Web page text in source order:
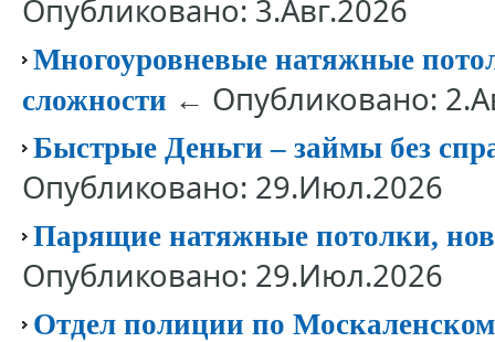
Опубликовано: 3.Авг.2026
Многоуровневые натяжные
сложности ← Опубликовано:
Быстрые Деньги – займы без
Опубликовано: 29.Июл.2026
Парящие натяжные потолки,
Опубликовано: 29.Июл.2026
Отдел полиции по